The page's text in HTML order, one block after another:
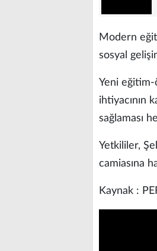
Modern
sosyal
Yeni eğitim-
ihtiyacının
sağlaması
Yetkililer,
camiasına
Kaynak :